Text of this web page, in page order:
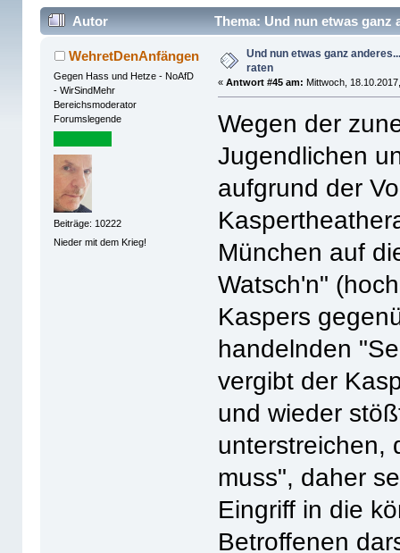
Autor Thema: Und nun etwas ganz
WehretDenAnfängen
Gegen Hass und Hetze - NoAfD
- WirSindMehr
Bereichsmoderator
Forumslegende
Beiträge: 10222
Nieder mit dem Krieg!
Und nun etwas ganz
raten
«Antwort #45 am: Mittwoch,
Wegen der
Jugendlichen
aufgrund der
München auf
Watsch'n"
Kaspers
handelnden
vergibt der
und wieder
unterstreichen,
muss", daher
Eingriff in die
Betroffenen